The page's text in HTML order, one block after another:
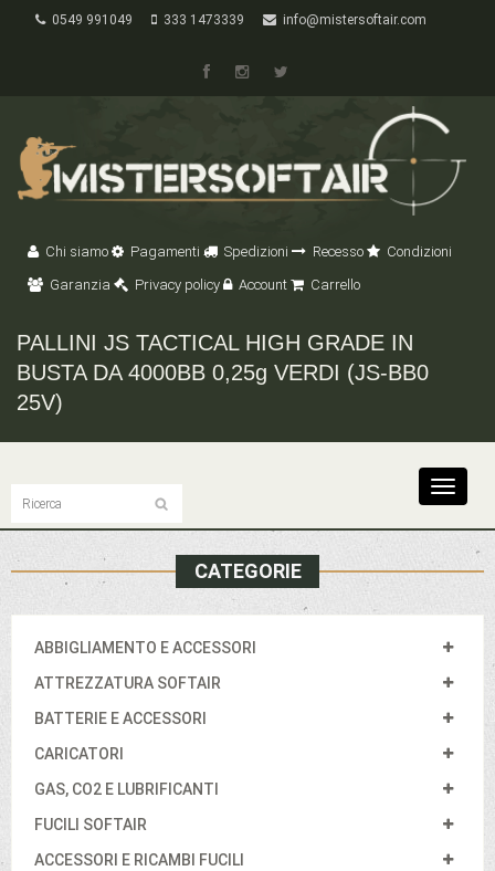
0549 991049 333 1473339 info@mistersoftair.com
Chi siamo Pagamenti Spedizioni Recesso
Condizioni
Garanzia
Privacy policy Account Carrello
PALLINI JS TACTICAL HIGH GRADE IN
BUSTA DA 4000BB 0,25g VERDI (JS-BB0
25V)
Toggle
CATEGORIE
ABBIGLIAMENTO E ACCESSORI
ATTREZZATURA SOFTAIR
BATTERIE E ACCESSORI
CARICATORI
GAS, CO2 E LUBRIFICANTI
FUCILI SOFTAIR
ACCESSORI E RICAMBI FUCILI